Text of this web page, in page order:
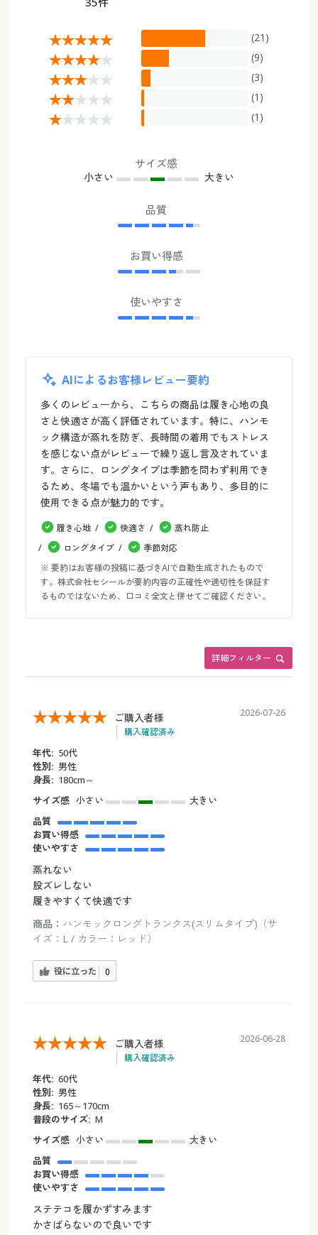
(21)
(9)
(3)
(1)
(1)
サイズ感
小さい 大きい
品質
お買い得感
使いやすさ
AIによるお客様レビュー要約
多くのレビューから、こちらの商品は履き心地の良
さと快適さが高く評価されています。特に、ハンモ
ック構造が蒸れを防ぎ、長時間の着用でもストレス
を感じない点がレビューで繰り返し言及されていま
す。さらに、ロングタイプは季節を問わず利用でき
るため、冬場でも温かいという声もあり、多目的に
使用できる点が魅力的です。
履き心地 快適さ
蒸れ防止
ロングタイプ
季節対応
※ 要約はお客様の投稿に基づきAIで自動生成されたもので
す。株式会社セシールが要約内容の正確性や適切性を保証す
るものではないため、口コミ全文と併せてご確認ください。
詳細フィルター
ご購入者様
購入確認済み
2026-07-26
年代: 50代
性別: 男性
身長: 180cm～
サイズ感 小さい
大きい
品質
お買い得感
使いやすさ
蒸れない
股ズレしない
履きやすくて快適です
商品： ハンモックロングトランクス(スリムタイプ)（サ
イズ：L / カラー：レッド）
役に立った 0
ご購入者様
購入確認済み
2026-06-28
年代: 60代
性別: 男性
身長: 165～170cm
普段のサイズ: M
サイズ感 小さい
大きい
品質
お買い得感
使いやすさ
ステテコを履かずすみます
かさばらないので良いです